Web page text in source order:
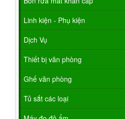
Linh kiện - Phụ kiện
Dịch Vụ
Thiết bị văn phòng
Ghế văn phòng
Tủ sắt các loại